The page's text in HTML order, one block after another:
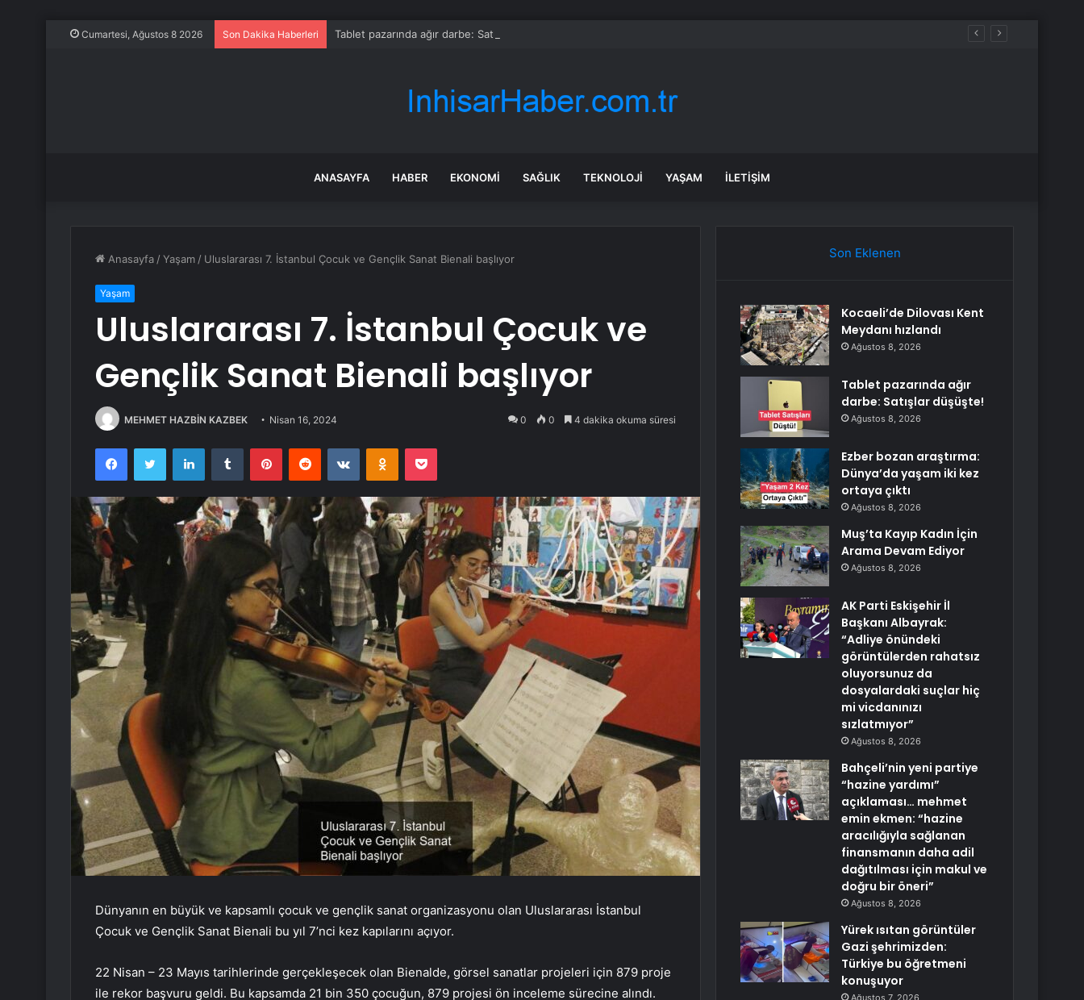
Cumartesi, Ağustos 8 2026 Son Dakika Haberleri Tablet pazarında ağır darbe: Satışlar düşüşte!
ANASAYFA HABER EKONOMI SAĞLIK TEKNOLOJI YAŞAM İLETIŞIM
Anasayfa /Yaşam / Uluslararası 7. İstanbul Çocuk ve Gençlik Sanat Bienali başlıyor
Yaşam
Uluslararası 7. İstanbul Çocuk ve
Gençlik Sanat Bienali başlıyor
MEHMET HAZBİN KAZBEK Nisan 16, 2024 0 0 4 dakika okuma süresi
FacebookTwitter LinkedInTumblr PinterestReddit VKontakteOdnoklassniki
Pocket
Dünyanın en büyük ve kapsamlı çocuk ve gençlik sanat organizasyonu olan Uluslararası İstanbul
Çocuk ve Gençlik Sanat Bienali bu yıl 7’nci kez kapılarını açıyor.
22 Nisan – 23 Mayıs tarihlerinde gerçekleşecek olan Bienalde, görsel sanatlar projeleri için 879 proje
ile rekor başvuru geldi. Bu kapsamda 21 bin 350 çocuğun, 879 projesi ön inceleme sürecine alındı.
Son Eklenen
Kocaeli’de Dilovası Kent
Meydanı hızlandı
Ağustos 8, 2026
Tablet pazarında ağır
darbe: Satışlar düşüşte!
Ağustos 8, 2026
Ezber bozan araştırma:
Dünya’da yaşam iki kez
ortaya çıktı
Ağustos 8, 2026
Muş’ta Kayıp Kadın İçin
Arama Devam Ediyor
Ağustos 8, 2026
AK Parti Eskişehir İl
Başkanı Albayrak:
“Adliye önündeki
görüntülerden rahatsız
oluyorsunuz da
dosyalardaki suçlar hiç
mi vicdanınızı
sızlatmıyor”
Ağustos 8, 2026
Bahçeli’nin yeni partiye
“hazine yardımı”
açıklaması… mehmet
emin ekmen: “hazine
aracılığıyla sağlanan
finansmanın daha adil
dağıtılması için makul ve
doğru bir öneri”
Ağustos 8, 2026
Yürek ısıtan görüntüler
Gazi şehrimizden:
Türkiye bu öğretmeni
konuşuyor
Ağustos 7, 2026